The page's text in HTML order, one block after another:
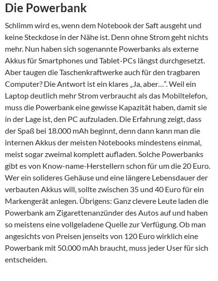
Die Powerbank
Schlimm wird es, wenn dem Notebook der Saft ausgeht und
keine Steckdose in der Nähe ist. Denn ohne Strom geht nichts
mehr. Nun haben sich sogenannte Powerbanks als externe
Akkus für Smartphones und Tablet-PCs längst durchgesetzt.
Aber taugen die Taschenkraftwerke auch für den tragbaren
Computer? Die Antwort ist ein klares „Ja, aber…“. Weil ein
Laptop deutlich mehr Strom verbraucht als das Mobiltelefon,
muss die Powerbank eine gewisse Kapazität haben, damit sie
in der Lage ist, den PC aufzuladen. Die Erfahrung zeigt, dass
der Spaß bei 18.000 mAh beginnt, denn dann kann man die
internen Akkus der meisten Notebooks mindestens einmal,
meist sogar zweimal komplett aufladen. Solche Powerbanks
gibt es von Know-name-Herstellern schon für um die 20 Euro.
Wer ein solideres Gehäuse und eine längere Lebensdauer der
verbauten Akkus will, sollte zwischen 35 und 40 Euro für ein
Markengerät anlegen. Übrigens: Ganz clevere Leute laden die
Powerbank am Zigarettenanzünder des Autos auf und haben
so meistens eine vollgeladene Quelle zur Verfügung. Ob man
angesichts von Preisen jenseits von 120 Euro wirklich eine
Powerbank mit 50.000 mAh braucht, muss jeder User für sich
entscheiden.